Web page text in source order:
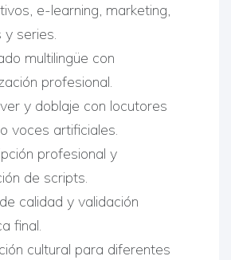
e-learning, marketing,
y series.
multilingüe con
profesional.
y doblaje con locutores
voces artificiales.
profesional y
de scripts.
calidad y validación
final.
cultural para diferentes